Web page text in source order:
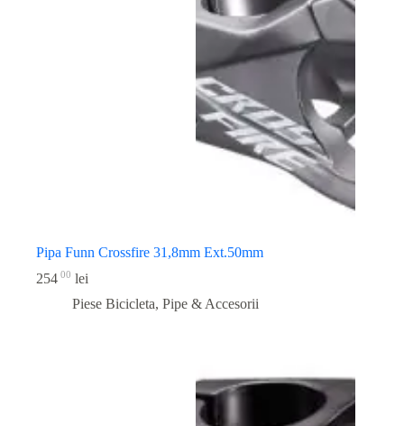
Pipa Funn Crossfire 31,8mm Ext.50mm
254 00 lei
Piese Bicicleta, Pipe & Accesorii